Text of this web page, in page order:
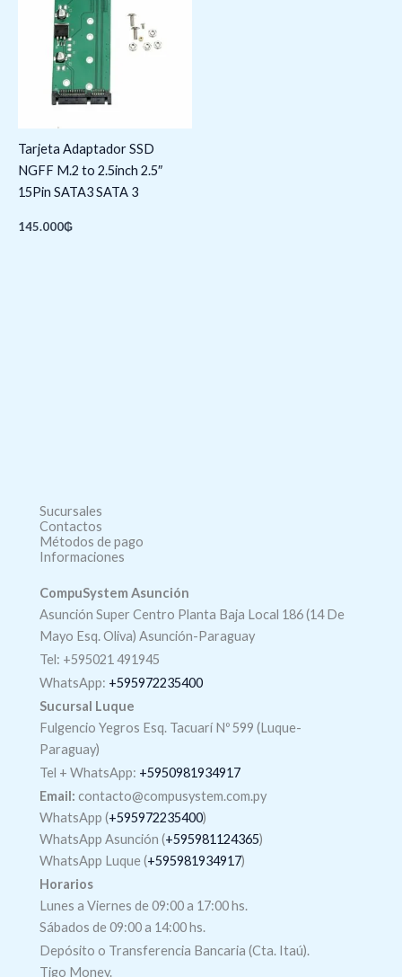
Tarjeta Adaptador SSD
NGFF M.2 to 2.5inch 2.5″
15Pin SATA3 SATA 3
145.000₲
Sucursales
Contactos
Métodos de pago
Informaciones
CompuSystem Asunción
Asunción Super Centro Planta Baja Local 186 (14 De
Mayo Esq. Oliva) Asunción-Paraguay
Tel: +595021 491945
WhatsApp: +595972235400
Sucursal Luque
Fulgencio Yegros Esq. Tacuarí Nº 599 (Luque-
Paraguay)
Tel + WhatsApp: +5950981934917
Email: contacto@compusystem.com.py
WhatsApp (+595972235400)
WhatsApp Asunción (+595981124365)
WhatsApp Luque (+595981934917)
Horarios
Lunes a Viernes de 09:00 a 17:00 hs.
Sábados de 09:00 a 14:00 hs.
Depósito o Transferencia Bancaria (Cta. Itaú).
Tigo Money.